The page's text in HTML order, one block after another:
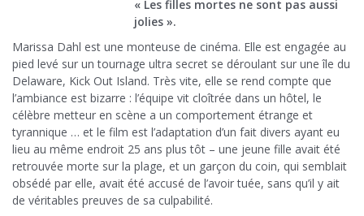
« Les filles mortes ne sont pas aussi
jolies ».
Marissa Dahl est une monteuse de cinéma. Elle est engagée au
pied levé sur un tournage ultra secret se déroulant sur une île du
Delaware, Kick Out Island. Très vite, elle se rend compte que
l’ambiance est bizarre : l’équipe vit cloîtrée dans un hôtel, le
célèbre metteur en scène a un comportement étrange et
tyrannique … et le film est l’adaptation d’un fait divers ayant eu
lieu au même endroit 25 ans plus tôt – une jeune fille avait été
retrouvée morte sur la plage, et un garçon du coin, qui semblait
obsédé par elle, avait été accusé de l’avoir tuée, sans qu’il y ait
de véritables preuves de sa culpabilité.